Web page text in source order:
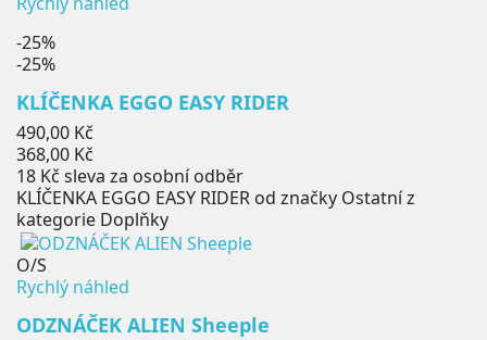
-25%
-25%
KLÍČENKA EGGO EASY RIDER
Běžná
cena
490,00 Kč
Cena
368,00 Kč
18 Kč sleva za osobní odběr
KLÍČENKA EGGO EASY RIDER od značky Ostatní z
kategorie Doplňky
O/S
Rychlý náhled
ODZNÁČEK ALIEN Sheeple